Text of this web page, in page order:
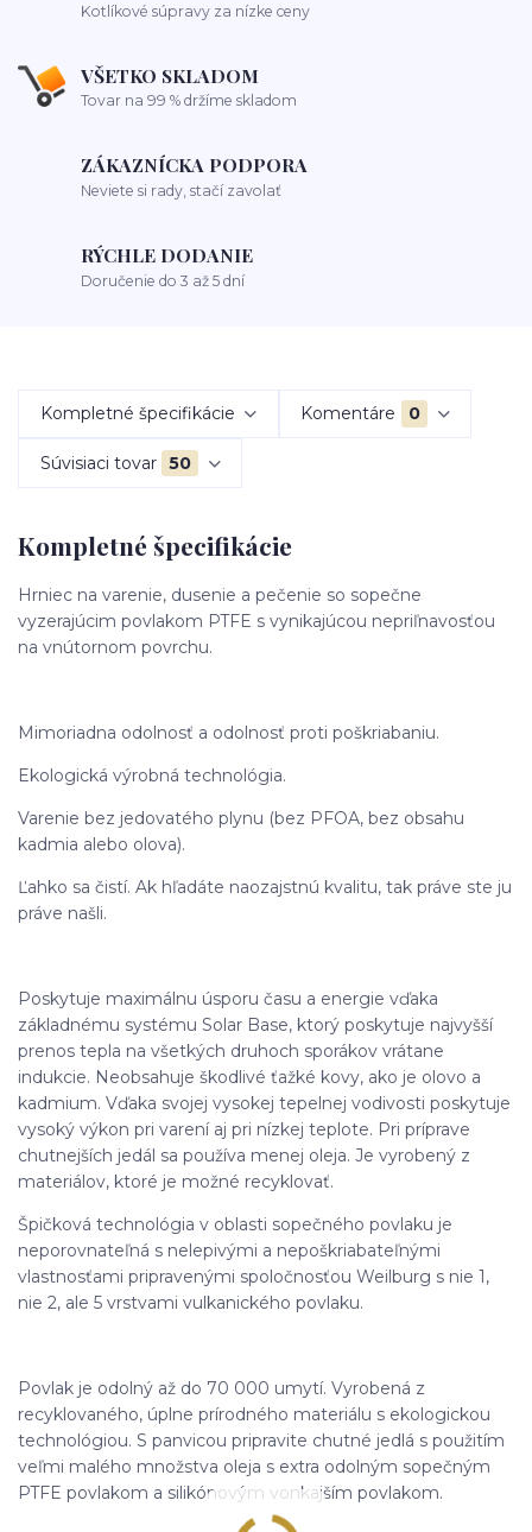
Kotlíkové súpravy za nízke ceny
VŠETKO SKLADOM
Tovar na 99 % držíme skladom
ZÁKAZNÍCKA PODPORA
Neviete si rady, stačí zavolať
RÝCHLE DODANIE
Doručenie do 3 až 5 dní
Kompletné špecifikácie Komentáre 0
Súvisiaci tovar 50
Kompletné špecifikácie
Hrniec na varenie, dusenie a pečenie so sopečne
vyzerajúcim povlakom PTFE s vynikajúcou nepriľnavosťou
na vnútornom povrchu.
Mimoriadna odolnosť a odolnosť proti poškriabaniu.
Ekologická výrobná technológia.
Varenie bez jedovatého plynu (bez PFOA, bez obsahu
kadmia alebo olova).
Ľahko sa čistí. Ak hľadáte naozajstnú kvalitu, tak práve ste ju
práve našli.
Poskytuje maximálnu úsporu času a energie vďaka
základnému systému Solar Base, ktorý poskytuje najvyšší
prenos tepla na všetkých druhoch sporákov vrátane
indukcie. Neobsahuje škodlivé ťažké kovy, ako je olovo a
kadmium. Vďaka svojej vysokej tepelnej vodivosti poskytuje
vysoký výkon pri varení aj pri nízkej teplote. Pri príprave
chutnejších jedál sa používa menej oleja. Je vyrobený z
materiálov, ktoré je možné recyklovať.
Špičková technológia v oblasti sopečného povlaku je
neporovnateľná s nelepivými a nepoškriabateľnými
vlastnosťami pripravenými spoločnosťou Weilburg s nie 1,
nie 2, ale 5 vrstvami vulkanického povlaku.
Povlak je odolný až do 70 000 umytí. Vyrobená z
recyklovaného, ​​úplne prírodného materiálu s ekologickou
technológiou. S panvicou pripravite chutné jedlá s použitím
veľmi malého množstva oleja s extra odolným sopečným
PTFE povlakom a silikónovým vonkajším povlakom.